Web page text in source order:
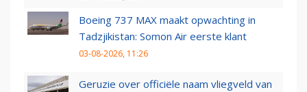
Boeing 737 MAX maakt opwachting in
Tadzjikistan: Somon Air eerste klant
03-08-2026, 11:26
Geruzie over officiële naam vliegveld van